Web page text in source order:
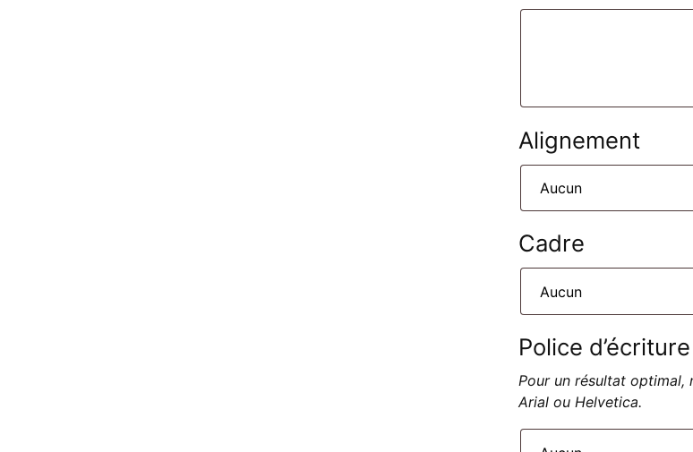
Alignement
Cadre
Police d’écriture
Pour un résultat optimal,
Arial ou Helvetica.